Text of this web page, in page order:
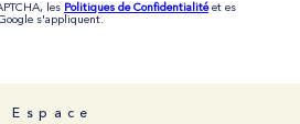
les Politiques de Confidentialitéet es
s'appliquent.
Espace